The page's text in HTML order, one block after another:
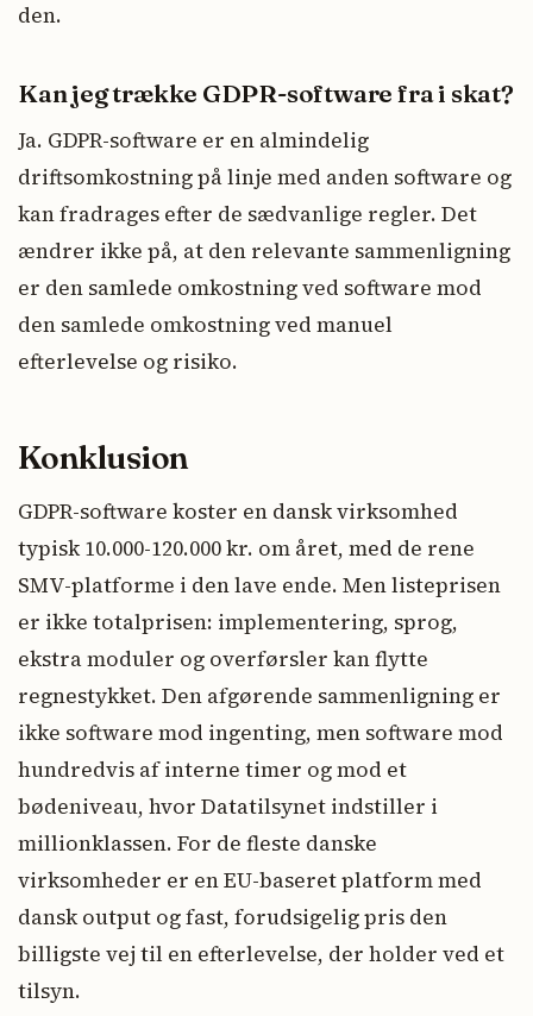
den.
Kan jeg trække GDPR-software fra i skat?
Ja. GDPR-software er en almindelig
driftsomkostning på linje med anden software og
kan fradrages efter de sædvanlige regler. Det
ændrer ikke på, at den relevante sammenligning
er den samlede omkostning ved software mod
den samlede omkostning ved manuel
efterlevelse og risiko.
Konklusion
GDPR-software koster en dansk virksomhed
typisk 10.000-120.000 kr. om året, med de rene
SMV-platforme i den lave ende. Men listeprisen
er ikke totalprisen: implementering, sprog,
ekstra moduler og overførsler kan flytte
regnestykket. Den afgørende sammenligning er
ikke software mod ingenting, men software mod
hundredvis af interne timer og mod et
bødeniveau, hvor Datatilsynet indstiller i
millionklassen. For de fleste danske
virksomheder er en EU-baseret platform med
dansk output og fast, forudsigelig pris den
billigste vej til en efterlevelse, der holder ved et
tilsyn.